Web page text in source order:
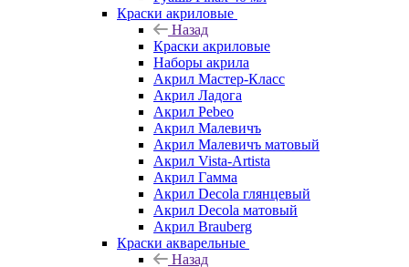
Краски акриловые
Назад
Краски акриловые
Наборы акрила
Акрил Мастер-Класс
Акрил Ладога
Акрил Pebeo
Акрил Малевичъ
Акрил Малевичъ матовый
Акрил Vista-Artista
Акрил Гамма
Акрил Decola глянцевый
Акрил Decola матовый
Акрил Brauberg
Краски акварельные
Назад